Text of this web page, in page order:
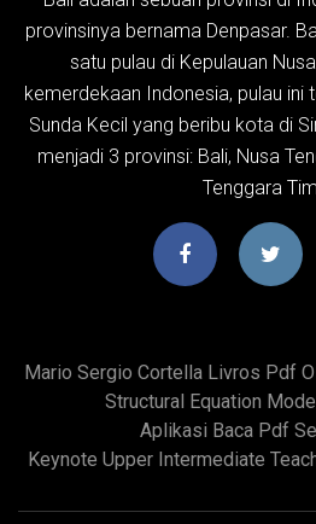
provinsinya bernama Denpasar.
satu pulau di Kepulauan
kemerdekaan Indonesia, pulau ini
Sunda Kecil yang beribu kota di
menjadi 3 provinsi: Bali, Nusa
Tenggara
Mario Sergio Cortella Livros Pdf
Structural Equation
Aplikasi Baca Pdf
Keynote Upper Intermediate